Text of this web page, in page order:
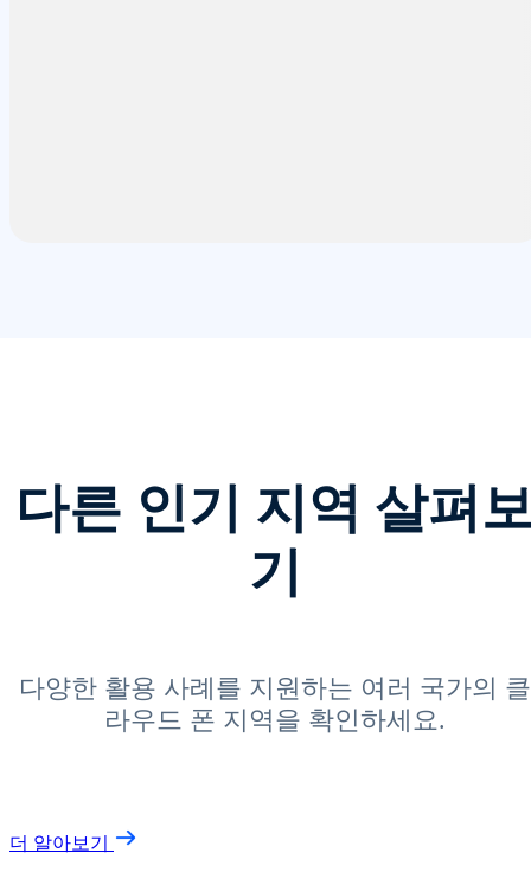
다른 인기 지역 살펴
기
다양한 활용 사례를 지원하는 여러 국가의 클
라우드 폰 지역을 확인하세요.
더 알아보기